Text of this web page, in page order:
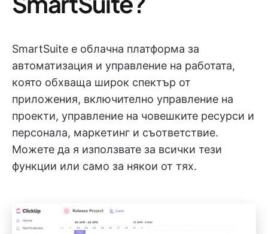
SmartSuite е облачна платформа за
автоматизация и управление на работата,
която обхваща широк спектър от
приложения, включително управление на
проекти, управление на човешките ресурси и
персонала, маркетинг и съответствие.
Можете да я използвате за всички тези
функции или само за някои от тях.